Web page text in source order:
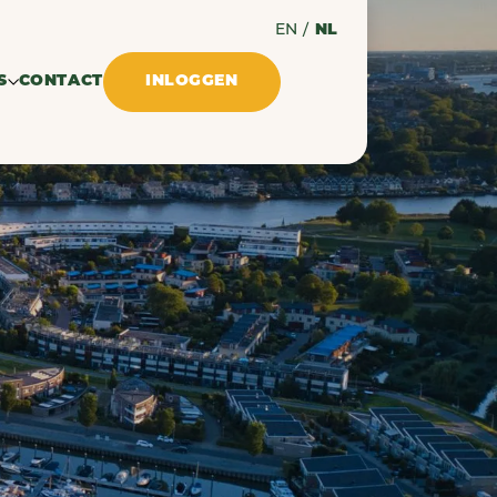
CONTACT INLOGGEN
EN / NL